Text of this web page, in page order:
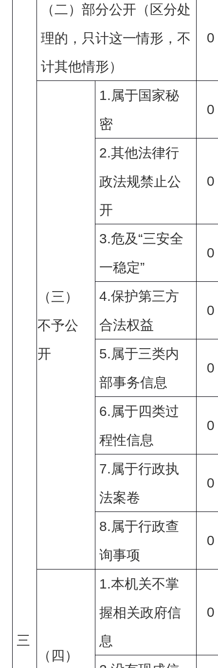
三
（二）部分公开（区分处
理的，只计这一情形，不
计其他情形）
0
（三）
不予公
开
1.属于国家秘
密
0
2.其他法律行
政法规禁止公
开
0
3.危及“三安全
一稳定”
0
4.保护第三方
合法权益
0
5.属于三类内
部事务信息
0
6.属于四类过
程性信息
0
7.属于行政执
法案卷
0
8.属于行政查
询事项
0
（四）
1.本机关不掌
握相关政府信
息
0